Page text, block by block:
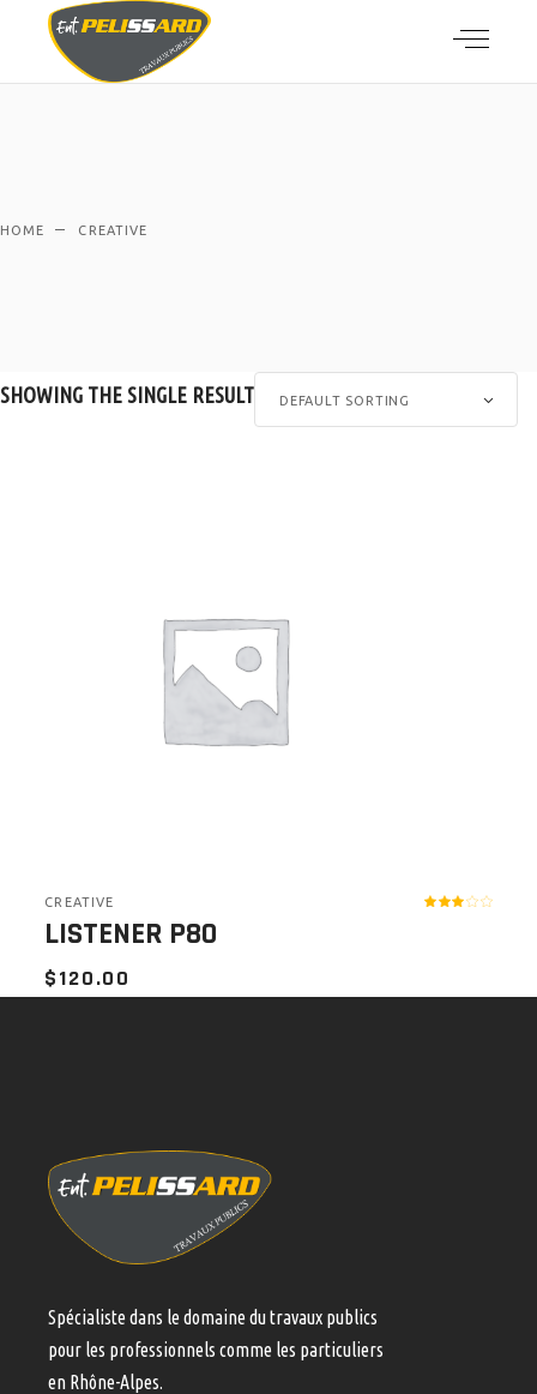
HOME CREATIVE
SHOWING THE SINGLE RESULT DEFAULT SORTING
CREATIVE
LISTENER P80
$120.00
Spécialiste dans le domaine du travaux publics
pour les professionnels comme les particuliers
en Rhône-Alpes.